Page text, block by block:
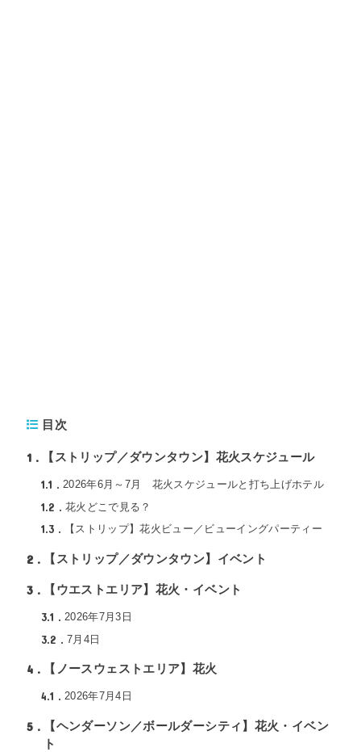
目次
1 【ストリップ／ダウンタウン】花火スケジュール
1.1 2026年6月～7月 花火スケジュールと打ち上げホテル
1.2 花火どこで見る？
1.3 【ストリップ】花火ビュー／ビューイングパーティー
2 【ストリップ／ダウンタウン】イベント
3 【ウエストエリア】花火・イベント
3.1 2026年7月3日
3.2 7月4日
4 【ノースウェストエリア】花火
4.1 2026年7月4日
5
【ヘンダーソン／ボールダーシティ】花火・イベン
ト